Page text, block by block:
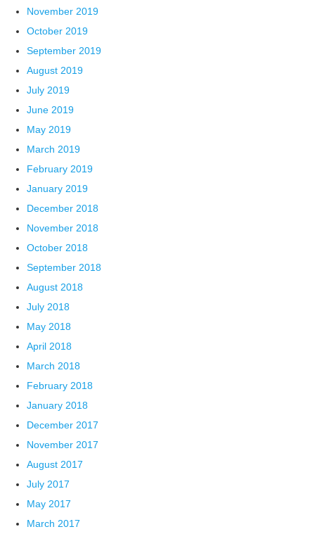
November 2019
October 2019
September 2019
August 2019
July 2019
June 2019
May 2019
March 2019
February 2019
January 2019
December 2018
November 2018
October 2018
September 2018
August 2018
July 2018
May 2018
April 2018
March 2018
February 2018
January 2018
December 2017
November 2017
August 2017
July 2017
May 2017
March 2017